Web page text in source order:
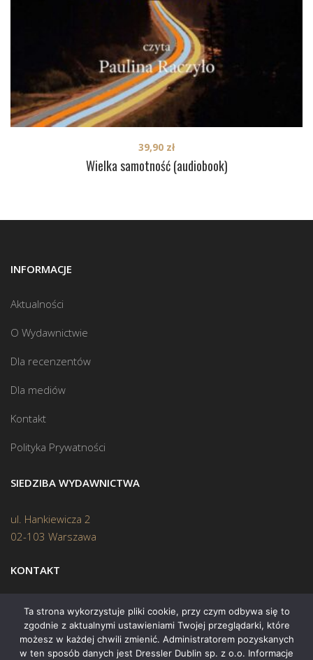
Wielka samotność (audiobook)
39,90 zł
INFORMACJE
Aktualności
O Wydawnictwie
Dla recenzentów
Dla mediów
Kontakt
Polityka Prywatności
SIEDZIBA WYDAWNICTWA
ul. Hankiewicza 2
02-103 Warszawa
KONTAKT
Biuro: (22) 45 70 402
Mail:biuro@swiatksiazki.pl
Ta strona wykorzystuje pliki cookie, przy czym odbywa się to
zgodnie z aktualnymi ustawieniami Twojej przeglądarki, które
możesz w każdej chwili zmienić. Administratorem pozyskanych
w ten sposób danych jest Dressler Dublin sp. z o.o. Informacje